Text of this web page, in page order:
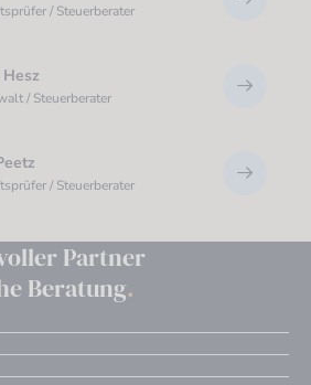
/ Steuerberater
/ Steuerberater
/ Steuerberater
Partner
Beratung.